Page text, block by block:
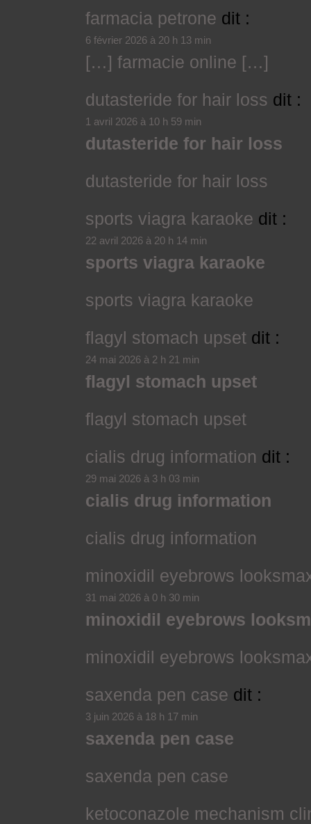
farmacia petrone dit :
6 février 2026 à 20 h 13 min
[…] farmacie online […]
dutasteride for hair loss dit :
1 avril 2026 à 10 h 59 min
dutasteride for hair loss
dutasteride for hair loss
sports viagra karaoke dit :
22 avril 2026 à 20 h 14 min
sports viagra karaoke
sports viagra karaoke
flagyl stomach upset dit :
24 mai 2026 à 2 h 21 min
flagyl stomach upset
flagyl stomach upset
cialis drug information dit :
29 mai 2026 à 3 h 03 min
cialis drug information
cialis drug information
minoxidil eyebrows
31 mai 2026 à 0 h 30 min
minoxidil eyebrows
minoxidil eyebrows
saxenda pen case dit :
3 juin 2026 à 18 h 17 min
saxenda pen case
saxenda pen case
ketoconazole mechanism